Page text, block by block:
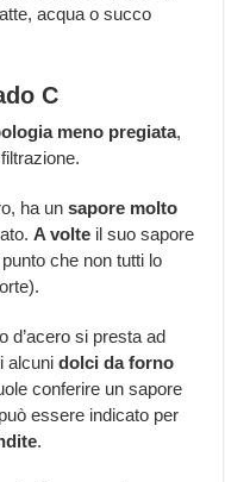
acqua o succo
C
meno pregiata,
ha unsapore molto
A volte il suo sapore
che non tutti lo
d’acero si presta ad
alcunidolci da forno
conferire un sapore
essere indicato per
.